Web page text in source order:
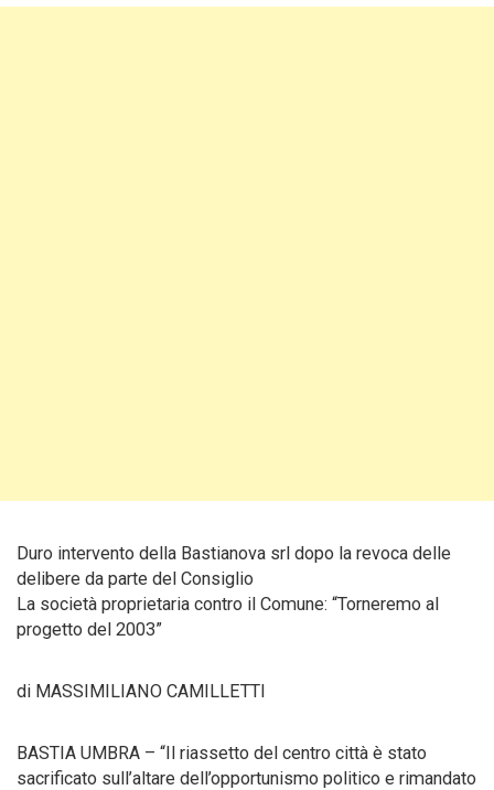
Duro intervento della Bastianova srl dopo la revoca delle
delibere da parte del Consiglio
La società proprietaria contro il Comune: “Torneremo al
progetto del 2003”
di MASSIMILIANO CAMILLETTI
BASTIA UMBRA – “Il riassetto del centro città è stato
sacrificato sull’altare dell’opportunismo politico e rimandato